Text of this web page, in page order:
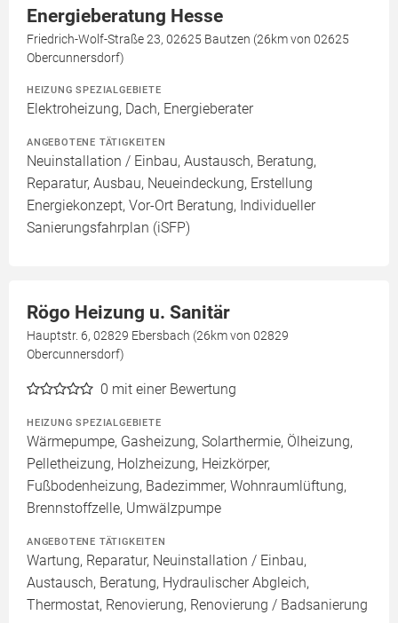
Energieberatung Hesse
Friedrich-Wolf-Straße 23, 02625 Bautzen (26km von 02625
Obercunnersdorf)
HEIZUNG SPEZIALGEBIETE
Elektroheizung, Dach, Energieberater
ANGEBOTENE TÄTIGKEITEN
Neuinstallation / Einbau, Austausch, Beratung,
Reparatur, Ausbau, Neueindeckung, Erstellung
Energiekonzept, Vor-Ort Beratung, Individueller
Sanierungsfahrplan (iSFP)
Rögo Heizung u. Sanitär
Hauptstr. 6, 02829 Ebersbach (26km von 02829
Obercunnersdorf)
0 mit einer Bewertung
HEIZUNG SPEZIALGEBIETE
Wärmepumpe, Gasheizung, Solarthermie, Ölheizung,
Pelletheizung, Holzheizung, Heizkörper,
Fußbodenheizung, Badezimmer, Wohnraumlüftung,
Brennstoffzelle, Umwälzpumpe
ANGEBOTENE TÄTIGKEITEN
Wartung, Reparatur, Neuinstallation / Einbau,
Austausch, Beratung, Hydraulischer Abgleich,
Thermostat, Renovierung, Renovierung / Badsanierung